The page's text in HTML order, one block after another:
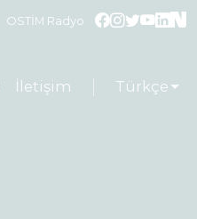
OSTİM Radyo
İletişim Türkçe